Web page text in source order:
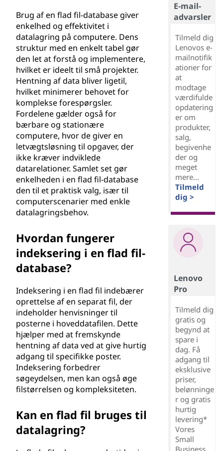
Brug af en flad fil-database giver
enkelhed og effektivitet i
datalagring på computere. Dens
struktur med en enkelt tabel gør
den let at forstå og implementere,
hvilket er ideelt til små projekter.
Hentning af data bliver ligetil,
hvilket minimerer behovet for
komplekse forespørgsler.
Fordelene gælder også for
bærbare og stationære
computere, hvor de giver en
letvægtsløsning til opgaver, der
ikke kræver indviklede
datarelationer. Samlet set gør
enkelheden i en flad fil-database
den til et praktisk valg, især til
computerscenarier med enkle
datalagringsbehov.
Hvordan fungerer
indeksering i en flad fil-
database?
Indeksering i en flad fil indebærer
oprettelse af en separat fil, der
indeholder henvisninger til
posterne i hoveddatafilen. Dette
hjælper med at fremskynde
hentning af data ved at give hurtig
adgang til specifikke poster.
Indeksering forbedrer
søgeydelsen, men kan også øge
filstørrelsen og kompleksiteten.
Kan en flad fil bruges til
datalagring?
E-mail-
advarsler
Tilmeld dig
Lenovos e-
mailnotifik
ationer for
at
modtage
værdifulde
opdatering
er om
produkter,
salg,
begivenhe
der og
meget
mere...
Tilmeld
dig >
Lenovo
Pro
Tilmeld dig
gratis og
begynd at
spare i
dag. Få
adgang til
eksklusive
priser,
belønninge
r og gratis
hurtig
levering*
Vores
Small